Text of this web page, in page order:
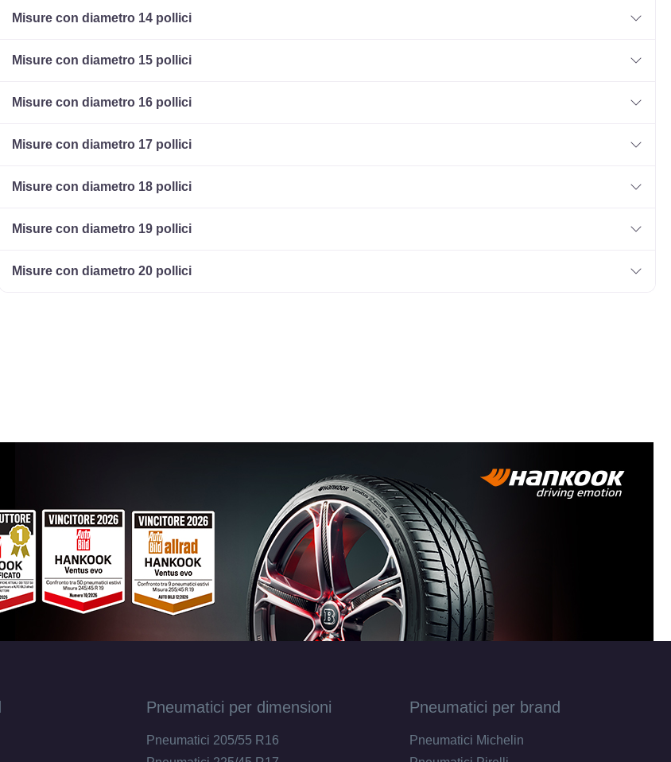
Misure con diametro 14 pollici
Misure con diametro 15 pollici
Misure con diametro 16 pollici
Misure con diametro 17 pollici
Misure con diametro 18 pollici
Misure con diametro 19 pollici
Misure con diametro 20 pollici
Pneumatici per dimensioni
Pneumatici 205/55 R16
Pneumatici per brand
Pneumatici Michelin